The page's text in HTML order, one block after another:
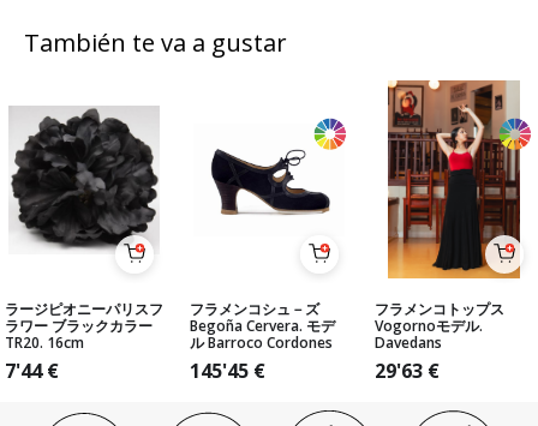
También te va a gustar
ラージピオニーパリスフ
ラワー ブラックカラー
TR20. 16cm
7'44€
フラメンコシュ－ズ
Begoña Cervera. モデ
ル Barroco Cordones
145'45 €
フラメンコトップス
Vogornoモデル.
Davedans
29'63 €